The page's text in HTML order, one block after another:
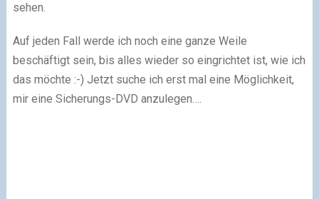
sehen.
Auf jeden Fall werde ich noch eine ganze Weile
beschäftigt sein, bis alles wieder so eingrichtet ist, wie ich
das möchte :-) Jetzt suche ich erst mal eine Möglichkeit,
mir eine Sicherungs-DVD anzulegen….